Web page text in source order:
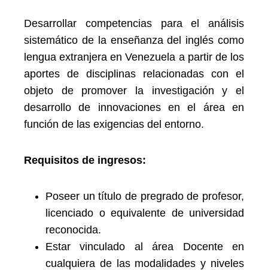
Desarrollar competencias para el análisis
sistemático de la enseñanza del inglés como
lengua extranjera en Venezuela a partir de los
aportes de disciplinas relacionadas con el
objeto de promover la investigación y el
desarrollo de innovaciones en el área en
función de las exigencias del entorno.
Requisitos de ingresos:
Poseer un título de pregrado de profesor,
licenciado o equivalente de universidad
reconocida.
Estar vinculado al área Docente en
cualquiera de las modalidades y niveles